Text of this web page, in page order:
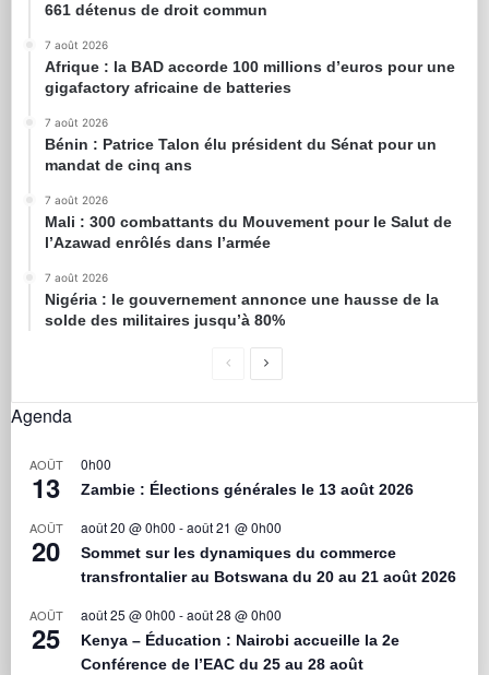
661 détenus de droit commun
7 août 2026
Afrique : la BAD accorde 100 millions d’euros pour une
gigafactory africaine de batteries
7 août 2026
Bénin : Patrice Talon élu président du Sénat pour un
mandat de cinq ans
7 août 2026
Mali : 300 combattants du Mouvement pour le Salut de
l’Azawad enrôlés dans l’armée
7 août 2026
Nigéria : le gouvernement annonce une hausse de la
solde des militaires jusqu’à 80%
Agenda
AOÛT
13
0h00
Zambie : Élections générales le 13 août 2026
AOÛT
20
août 20 @ 0h00 -août 21 @ 0h00
Sommet sur les dynamiques du commerce
transfrontalier au Botswana du 20 au 21 août 2026
AOÛT
25
août 25 @ 0h00 -août 28 @ 0h00
Kenya – Éducation : Nairobi accueille la 2e
Conférence de l’EAC du 25 au 28 août